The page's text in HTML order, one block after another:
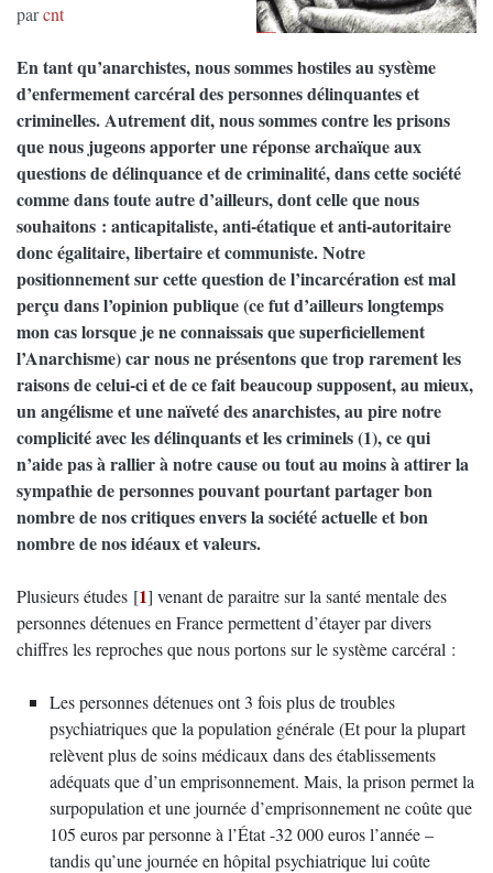
parcnt
En tant qu’anarchistes, nous sommes hostiles au système
d’enfermement carcéral des personnes délinquantes et
criminelles. Autrement dit, nous sommes contre les prisons
que nous jugeons apporter une réponse archaïque aux
questions de délinquance et de criminalité, dans cette société
comme dans toute autre d’ailleurs, dont celle que nous
souhaitons : anticapitaliste, anti-étatique et anti-autoritaire
donc égalitaire, libertaire et communiste. Notre
positionnement sur cette question de l’incarcération est mal
perçu dans l’opinion publique (ce fut d’ailleurs longtemps
mon cas lorsque je ne connaissais que superficiellement
l’Anarchisme) car nous ne présentons que trop rarement les
raisons de celui-ci et de ce fait beaucoup supposent, au mieux,
un angélisme et une naïveté des anarchistes, au pire notre
complicité avec les délinquants et les criminels (1), ce qui
n’aide pas à rallier à notre cause ou tout au moins à attirer la
sympathie de personnes pouvant pourtant partager bon
nombre de nos critiques envers la société actuelle et bon
nombre de nos idéaux et valeurs.
Plusieurs études [1] venant de paraitre sur la santé mentale des
personnes détenues en France permettent d’étayer par divers
chiffres les reproches que nous portons sur le système carcéral :
Les personnes détenues ont 3 fois plus de troubles
psychiatriques que la population générale (Et pour la plupart
relèvent plus de soins médicaux dans des établissements
adéquats que d’un emprisonnement. Mais, la prison permet la
surpopulation et une journée d’emprisonnement ne coûte que
105 euros par personne à l’État -32 000 euros l’année –
tandis qu’une journée en hôpital psychiatrique lui coûte